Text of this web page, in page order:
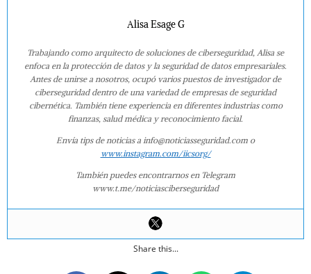
Alisa Esage G
Trabajando como arquitecto de soluciones de ciberseguridad, Alisa se
enfoca en la protección de datos y la seguridad de datos empresariales.
Antes de unirse a nosotros, ocupó varios puestos de investigador de
ciberseguridad dentro de una variedad de empresas de seguridad
cibernética. También tiene experiencia en diferentes industrias como
finanzas, salud médica y reconocimiento facial.
Envía tips de noticias a info@noticiasseguridad.com o
www.instagram.com/iicsorg/
También puedes encontrarnos en Telegram
www.t.me/noticiasciberseguridad
Share this...